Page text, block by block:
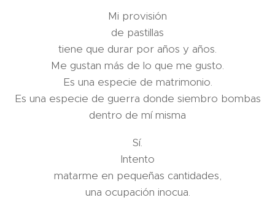
Mi provisión
de pastillas
tiene que durar por años y años.
Me gustan más de lo que me gusto.
Es una especie de matrimonio.
Es una especie de guerra donde siembro bombas
dentro de mí misma
Sí.
Intento
matarme en pequeñas cantidades,
una ocupación inocua.